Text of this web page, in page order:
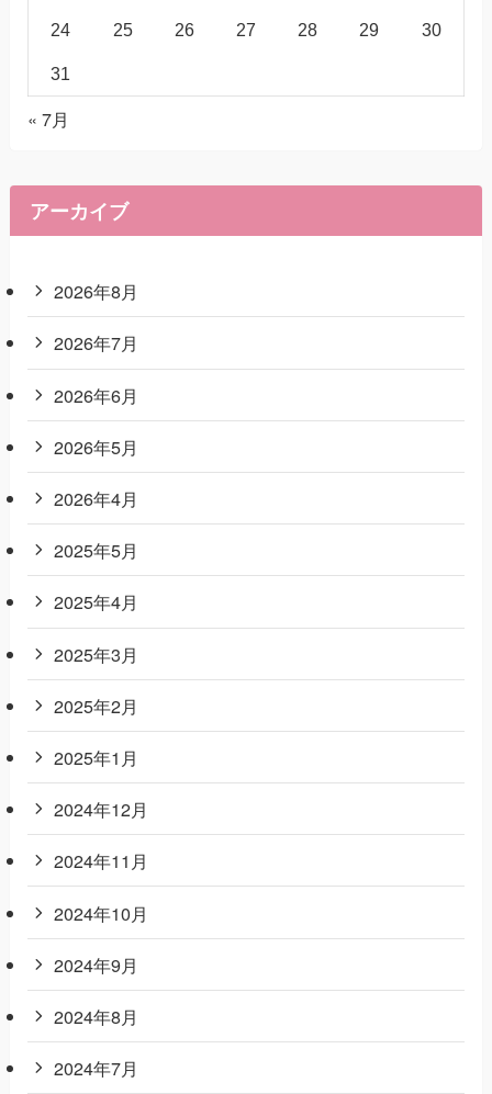
24 25 26 27 28 29 30
31
« 7月
アーカイブ
2026年8月
2026年7月
2026年6月
2026年5月
2026年4月
2025年5月
2025年4月
2025年3月
2025年2月
2025年1月
2024年12月
2024年11月
2024年10月
2024年9月
2024年8月
2024年7月